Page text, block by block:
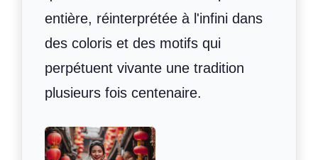
entière, réinterprétée à l'infini dans
des coloris et des motifs qui
perpétuent vivante une tradition
plusieurs fois centenaire.